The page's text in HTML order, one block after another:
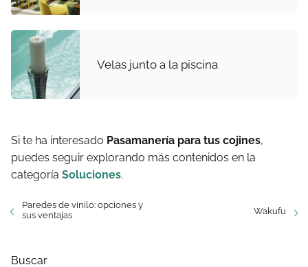
Velas junto a la piscina
Si te ha interesado Pasamanería para tus cojines,
puedes seguir explorando más contenidos en la
categoría Soluciones.
Paredes de vinilo: opciones y
sus ventajas
Wakufu
Buscar